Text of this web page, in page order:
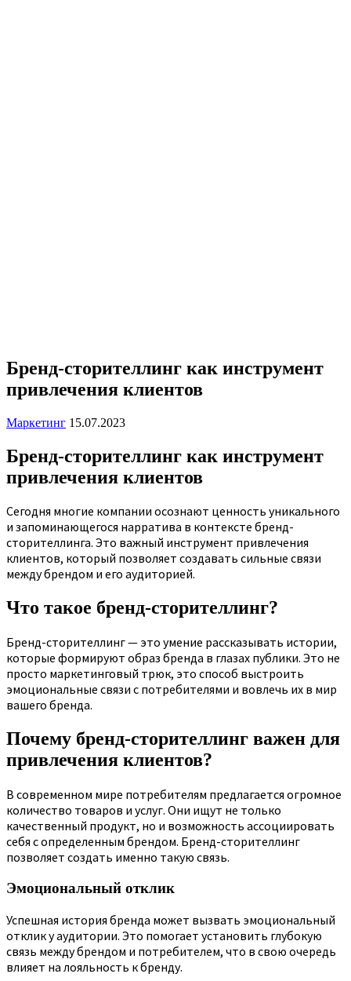
Бренд-сторителлинг как инструмент
привлечения клиентов
Маркетинг 15.07.2023
Бренд-сторителлинг как инструмент
привлечения клиентов
Сегодня многие компании осознают ценность уникального
и запоминающегося нарратива в контексте бренд-
сторителлинга. Это важный инструмент привлечения
клиентов, который позволяет создавать сильные связи
между брендом и его аудиторией.
Что такое бренд-сторителлинг?
Бренд-сторителлинг — это умение рассказывать истории,
которые формируют образ бренда в глазах публики. Это не
просто маркетинговый трюк, это способ выстроить
эмоциональные связи с потребителями и вовлечь их в мир
вашего бренда.
Почему бренд-сторителлинг важен для
привлечения клиентов?
В современном мире потребителям предлагается огромное
количество товаров и услуг. Они ищут не только
качественный продукт, но и возможность ассоциировать
себя с определенным брендом. Бренд-сторителлинг
позволяет создать именно такую связь.
Эмоциональный отклик
Успешная история бренда может вызвать эмоциональный
отклик у аудитории. Это помогает установить глубокую
связь между брендом и потребителем, что в свою очередь
влияет на лояльность к бренду.